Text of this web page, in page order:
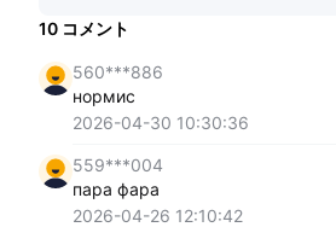
10 コメント
560***886
нормис
2026-04-30 10:30:36
559***004
пара фара
2026-04-26 12:10:42